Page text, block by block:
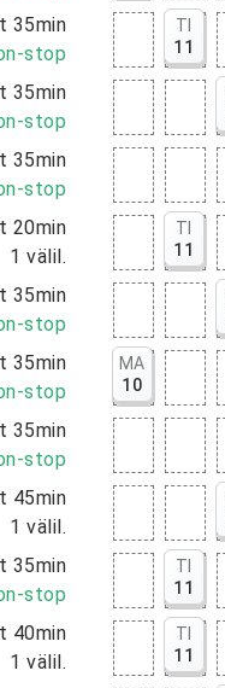
35min
stop
TI
11
35min
stop
35min
stop
20min
1 välil.
TI
11
35min
stop
35min
stop
MA
10
35min
stop
45min
1 välil.
35min
stop
TI
11
40min
1 välil.
TI
11